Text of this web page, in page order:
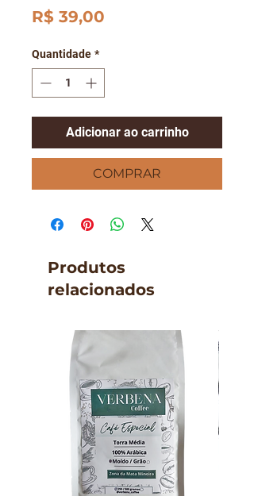
R$ 39,00
Quantidade *
Adicionar ao carrinho
COMPRAR
Produtos
relacionados